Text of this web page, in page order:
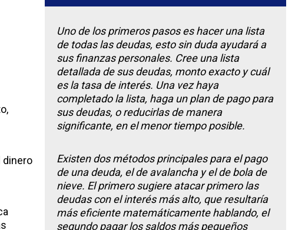
dinero
Uno de los primeros pasos es hacer una lista
de todas las deudas, esto sin duda ayudará a
sus finanzas personales. Cree una lista
detallada de sus deudas, monto exacto y cuál
es la tasa de interés. Una vez haya
completado la lista, haga un plan de pago para
sus deudas, o reducirlas de manera
significante, en el menor tiempo posible.
Existen dos métodos principales para el pago
de una deuda, el de avalancha y el de bola de
nieve. El primero sugiere atacar primero las
deudas con el interés más alto, que resultaría
más eficiente matemáticamente hablando, el
segundo pagar los saldos más pequeños